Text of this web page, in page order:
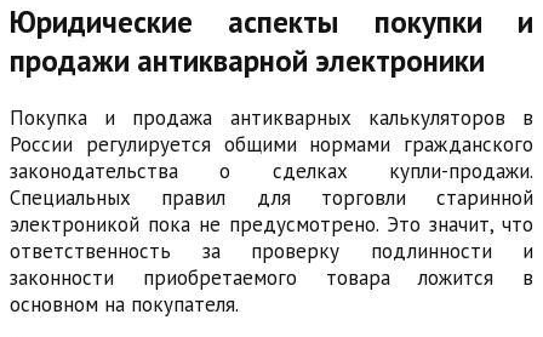
Юридические аспекты покупки и
продажи антикварной электроники
Покупка и продажа антикварных калькуляторов в
России регулируется общими нормами гражданского
законодательства о сделках купли-продажи.
Специальных правил для торговли старинной
электроникой пока не предусмотрено. Это значит, что
ответственность за проверку подлинности и
законности приобретаемого товара ложится в
основном на покупателя.